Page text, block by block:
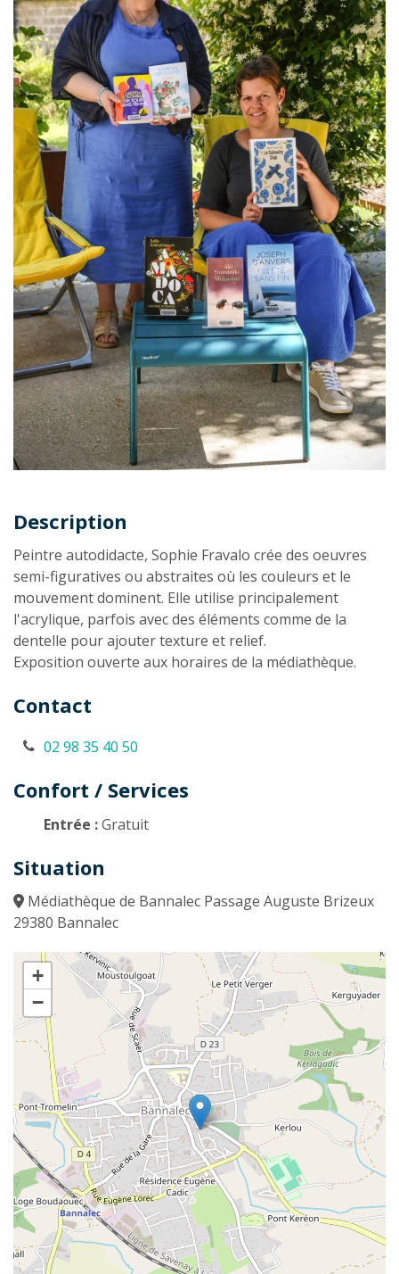
Description
Description
Peintre autodidacte, Sophie Fravalo crée des oeuvres
semi-figuratives ou abstraites où les couleurs et le
mouvement dominent. Elle utilise principalement
l'acrylique, parfois avec des éléments comme de la
dentelle pour ajouter texture et relief.
Exposition ouverte aux horaires de la médiathèque.
Contact
02 98 35 40 50
Confort / Services
Entrée :Gratuit
Situation
Médiathèque de Bannalec Passage Auguste Brizeux
29380 Bannalec
+
−